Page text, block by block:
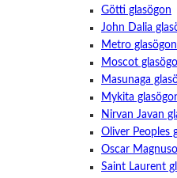
Götti glasögon
John Dalia
Metro glasögon
Moscot
Masunaga
Mykita
Nirvan Javan
Oliver Peoples
Oscar
Saint Laurent